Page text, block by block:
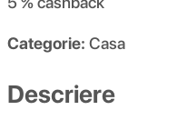
Categorie: Casa
Descriere